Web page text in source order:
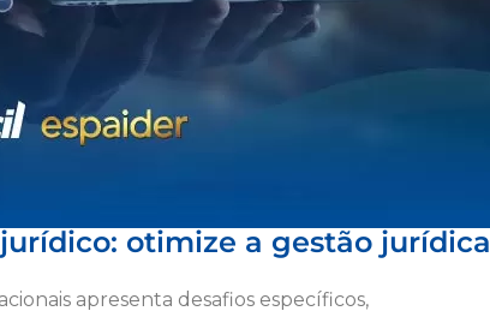
otimize a gestão jurídica
apresenta desafios específicos,